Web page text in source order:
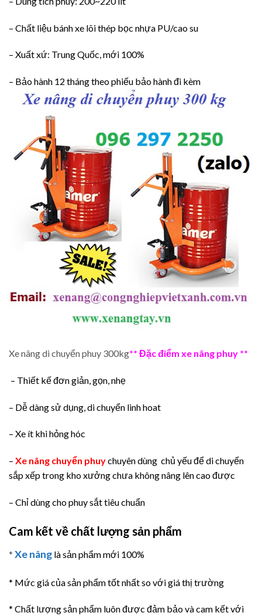
– Chất liệu bánh xe lõi thép bọc nhựa PU/cao su
– Xuất xứ: Trung Quốc, mới 100%
– Bảo hành 12 tháng theo phiếu bảo hành đi kèm
Xe nâng di chuyển phuy 300kg** Đặc điểm xe nâng phuy **
– Thiết kế đơn giản, gọn, nhẹ
– Dễ dàng sử dụng, di chuyển linh hoat
– Xe ít khi hỏng hóc
– Xe nâng chuyển phuychuyên dùng chủ yếu để di chuyển
sắp xếp trong kho xưởng chưa không nâng lên cao được
– Chỉ dùng cho phuy sắt tiêu chuẩn
Cam kết về chất lượng sản phẩm
* Xe nâng là sản phẩm mới 100%
* Mức giá của sản phẩm tốt nhất so với giá thị trường
* Chất lượng sản phẩm luôn được đảm bảo và cam kết với